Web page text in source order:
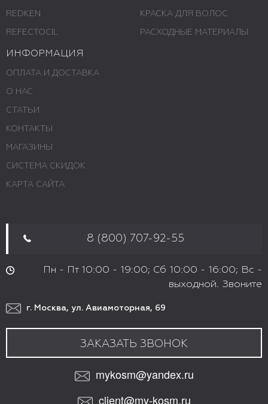
REDKEN
REFECTOCIL
КРАСКА ДЛЯ ВОЛОС
РАСХОДНЫЕ МАТЕРИАЛЫ
ИНФОРМАЦИЯ
ОПЛАТА И ДОСТАВКА
О НАС
СТАТЬИ
КОНТАКТЫ
МАГАЗИНЫ
СИСТЕМА СКИДОК
КАРТА САЙТА
8 (800) 707-92-55
Пн - Пт 10:00 - 19:00; Сб 10:00 - 16:00; Вс -
выходной. Звоните
г. Москва, ул. Авиамоторная, 69
ЗАКАЗАТЬ ЗВОНОК
mykosm@yandex.ru
client@my-kosm.ru